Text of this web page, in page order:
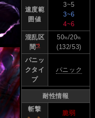
速度範
囲値
3~5
3~6
4~6
混乱区
間 *3
50%/20%
(132/53)
パニッ
クタイ
プ
パニック
耐性情報
斬撃
脆弱